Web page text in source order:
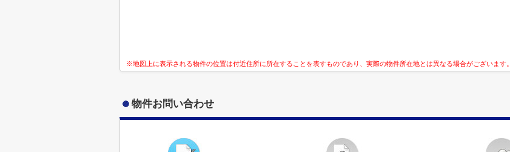
※地図上に表示される物件の位置は付近住所に所在することを表すものであり、実際の物件所在地とは異なる場合がございます。
物件お問い合わせ